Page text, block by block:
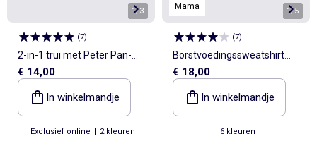
1/3
(7)
2-in-1 trui met Peter Pan-
kraag
€ 14,00
In winkelmandje
Exclusief online | 2 kleuren
Mama 1/5
(7)
Borstvoedingssweatshirt
met print
€ 18,00
In winkelmandje
6 kleuren